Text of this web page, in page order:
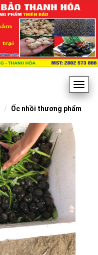
Ốc nhồi thương phẩm